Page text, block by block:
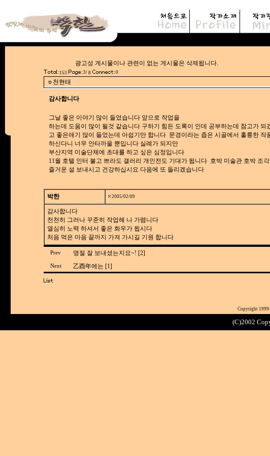
광고성 게시물이나 관련이 없는 게시물은 삭제됩니
153 3/ 8 0
천현태
감사합니다
그날 좋은 이야기 많이 들었습니다 앞으로 작업을
하는데 도움이 많이 될것 같습니다 구하기 힘든 도록이 인데 공부하는데 참고가
고 좋은애기 많이 들었는데 아쉽기만 합니다 문경이라는 좁은 시골에서 훌륭한 작
하신다니 너무 안타까울 뿐입니다 실례가 되지만
부산지역 미술단체에 초대를 하고 싶은 심정입니다
11월 호텔 인터 불고 쁘라도 갤러리 개인전도 기대가 됩니다 호박 미술관 호박 조
즐거운 설 보내시고 건강하십시요 다음에 또 들리겠습니다
박한 2005/02/09
감사합니다
천천히 그러나 꾸준히 작업해 나 가렴니다
열심히 노력 하셔서 좋은 화우가 됩시다
처음 먹은 마음 끝까지 가져 가시길 기원 합니다
Prev 명절 잘 보내셨는지요~! [2]
Next 乙酉年에는 [1]
Copyright
(C)2002